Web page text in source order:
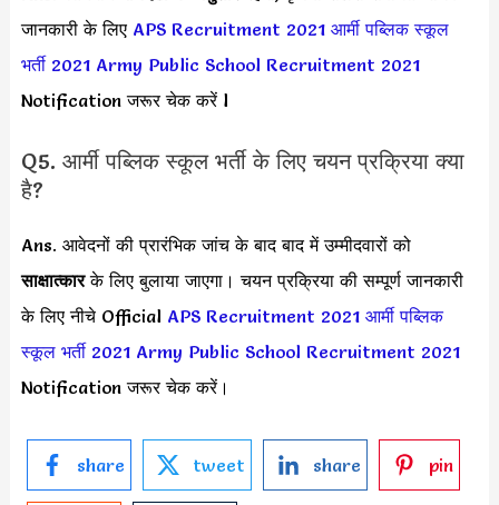
जानकारी के लिए APS Recruitment 2021 आर्मी पब्लिक स्कूल
भर्ती 2021 Army Public School Recruitment 2021
Notification जरूर चेक करें l
Q5. आर्मी पब्लिक स्कूल भर्ती के लिए चयन प्रक्रिया क्या
है?
Ans. आवेदनों की प्रारंभिक जांच के बाद बाद में उम्मीदवारों को
साक्षात्कारके लिए बुलाया जाएगा। चयन प्रक्रिया की सम्पूर्ण जानकारी
के लिए नीचे Official APS Recruitment 2021 आर्मी पब्लिक
स्कूल भर्ती 2021 Army Public School Recruitment 2021
Notification जरूर चेक करें।
share tweet share pin